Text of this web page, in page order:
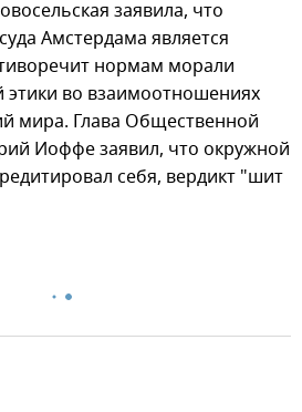
заявила, что
Амстердама является
нормам морали
во взаимоотношениях
мира. Глава Общественной
Иоффе заявил, что окружной
себя, вердикт "шит